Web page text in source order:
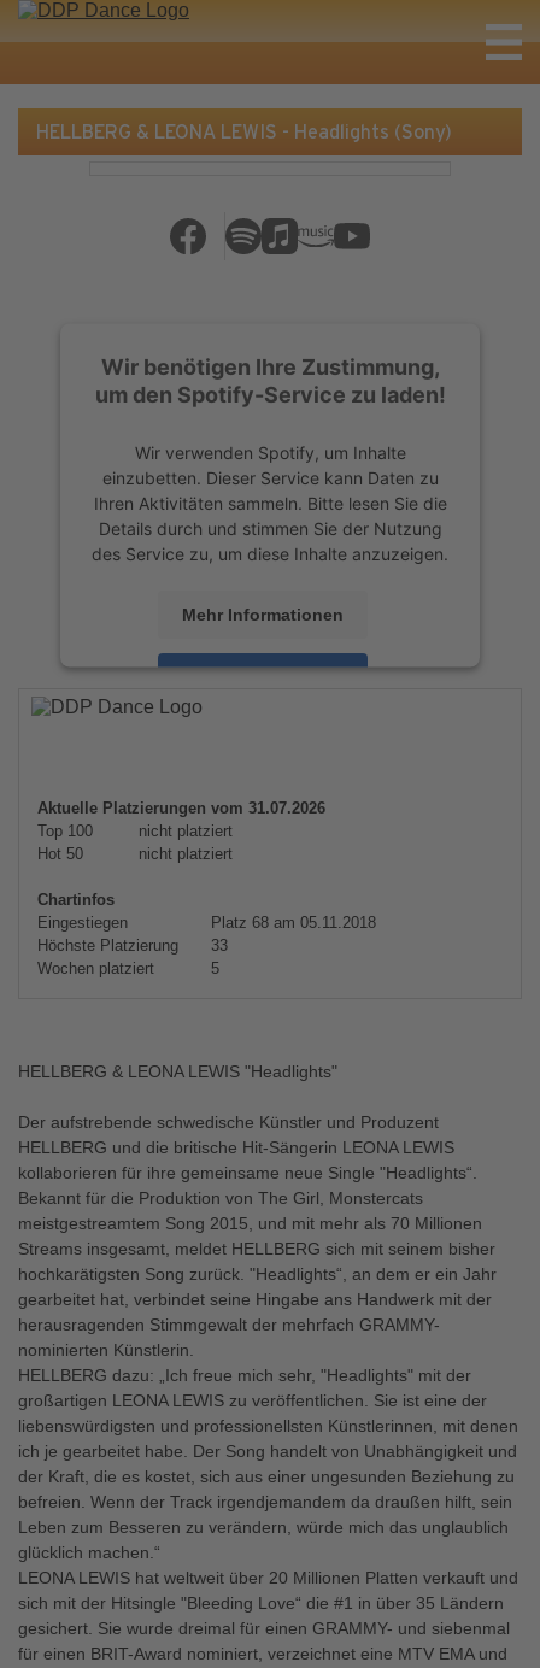
HELLBERG & LEONA LEWIS - Headlights (Sony)
Wir benötigen Ihre Zustimmung,
um den Spotify-Service zu laden!
Wir verwenden Spotify, um Inhalte
einzubetten. Dieser Service kann Daten zu
Ihren Aktivitäten sammeln. Bitte lesen Sie die
Details durch und stimmen Sie der Nutzung
des Service zu, um diese Inhalte anzuzeigen.
Mehr Informationen
Akzeptieren
powered by
Aktuelle Platzierungen vom 31.07.2026
Top 100
nicht platziert
Hot 50
nicht platziert
Chartinfos
Eingestiegen
Platz 68 am 05.11.2018
Höchste Platzierung
33
Wochen platziert
5
HELLBERG & LEONA LEWIS "Headlights"
Der aufstrebende schwedische Künstler und Produzent
HELLBERG und die britische Hit-Sängerin LEONA LEWIS
kollaborieren für ihre gemeinsame neue Single "Headlights“.
Bekannt für die Produktion von The Girl, Monstercats
meistgestreamtem Song 2015, und mit mehr als 70 Millionen
Streams insgesamt, meldet HELLBERG sich mit seinem bisher
hochkarätigsten Song zurück. "Headlights“, an dem er ein Jahr
gearbeitet hat, verbindet seine Hingabe ans Handwerk mit der
herausragenden Stimmgewalt der mehrfach GRAMMY-
nominierten Künstlerin.
HELLBERG dazu: „Ich freue mich sehr, "Headlights" mit der
großartigen LEONA LEWIS zu veröffentlichen. Sie ist eine der
liebenswürdigsten und professionellsten Künstlerinnen, mit denen
ich je gearbeitet habe. Der Song handelt von Unabhängigkeit und
der Kraft, die es kostet, sich aus einer ungesunden Beziehung zu
befreien. Wenn der Track irgendjemandem da draußen hilft, sein
Leben zum Besseren zu verändern, würde mich das unglaublich
glücklich machen.“
LEONA LEWIS hat weltweit über 20 Millionen Platten verkauft und
sich mit der Hitsingle "Bleeding Love“ die #1 in über 35 Ländern
gesichert. Sie wurde dreimal für einen GRAMMY- und siebenmal
für einen BRIT-Award nominiert, verzeichnet eine MTV EMA und